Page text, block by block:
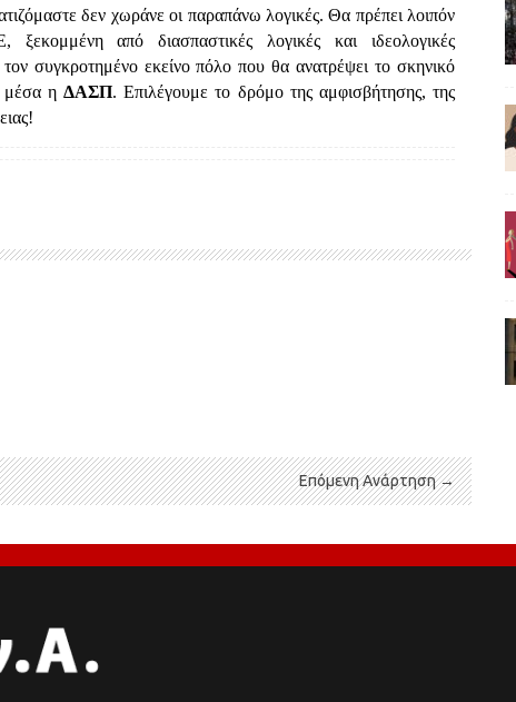
δεν χωράνε οι παραπάνω λογικές. Θα πρέπει λοιπόν
από διασπαστικές λογικές και ιδεολογικές
συγκροτημένο εκείνο πόλο που θα ανατρέψει το σκηνικό
μέσα η ΔΑΣΠ. Επιλέγουμε το δρόμο της αμφισβήτησης, της
Επόμενη Ανάρτηση →